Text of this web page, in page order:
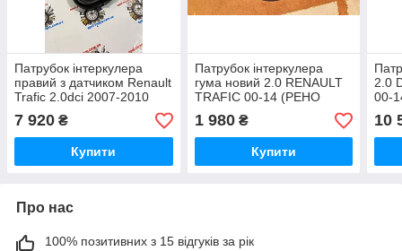
Патрубок інтеркулера
правий з датчиком Renault
Trafic 2.0dci 2007-2010
(Рено Трафік) Новий
оригінал
7 920 ₴
Купити
Патрубок інтеркулера
гума новий 2.0 RENAULT
TRAFIC 00-14 (РЕНО
ТРАФІК)
1 980₴
Купити
2.0
00-
10
Про нас
100% позитивних з 15 відгуків за рік